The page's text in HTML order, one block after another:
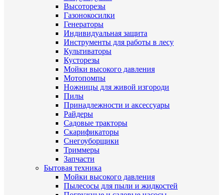
Высоторезы
Газонокосилки
Генераторы
Индивидуальная защита
Инструменты для работы в лесу
Культиваторы
Кусторезы
Мойки высокого давления
Мотопомпы
Ножницы для живой изгороди
Пилы
Принадлежности и аксессуары
Райдеры
Садовые тракторы
Скарификаторы
Снегоуборщики
Триммеры
Запчасти
Бытовая техника
Мойки высокого давления
Пылесосы для пыли и жидкостей